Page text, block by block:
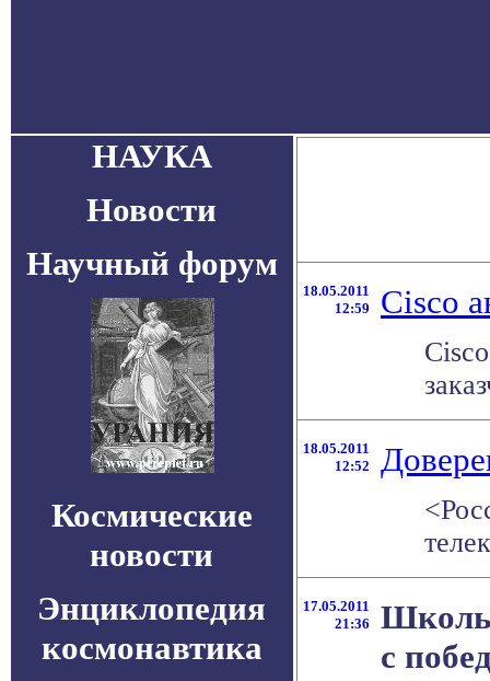
НАУКА
Новости
Научный форум
Космические
новости
Энциклопедия
космонавтика
18.05.2011
12:59
Cisco
18.05.2011
12:52
17.05.2011
21:36
с